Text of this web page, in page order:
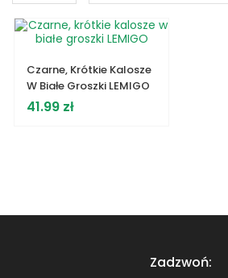
Czarne, Krótkie Kalosze
W Białe Groszki LEMIGO
Cena
41.99 zł
Zadzwoń: